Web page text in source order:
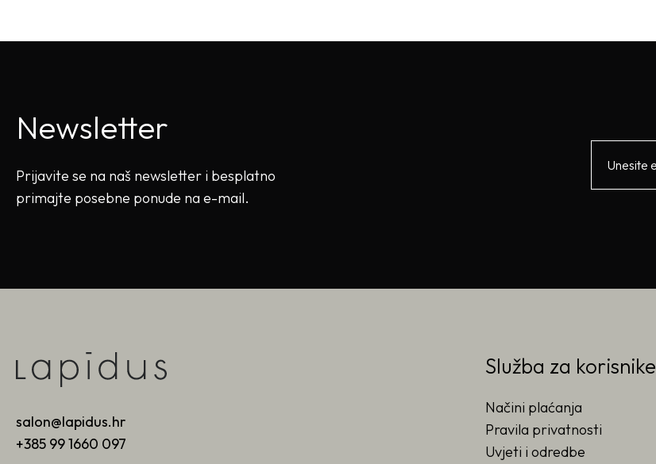
Newsletter
Prijavite se na naš newsletter i besplatno
primajte posebne ponude na e-mail.
salon@lapidus.hr
+385 99 1660 097
Služba za korisnike
Načini plaćanja
Pravila privatnosti
Uvjeti i odredbe